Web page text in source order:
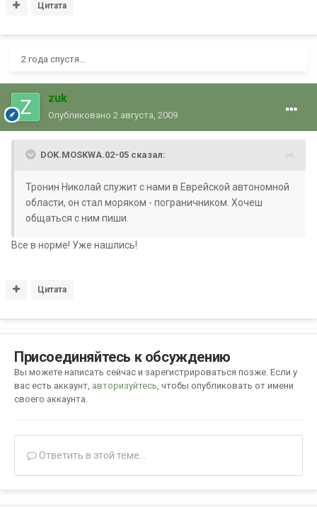
Цитата
2 года спустя...
zuk
Опубликовано 2 августа, 2009
DOK.MOSKWA.02-05 сказал:
Тронин Николай служит с нами в Еврейской автономной
области, он стал моряком - пограничником. Хочеш
общаться с ним пиши.
Все в норме! Уже нашлись!
Цитата
Присоединяйтесь к обсуждению
Вы можете написать сейчас и зарегистрироваться позже. Если у
вас есть аккаунт, авторизуйтесь, чтобы опубликовать от имени
своего аккаунта.
Ответить в этой теме...